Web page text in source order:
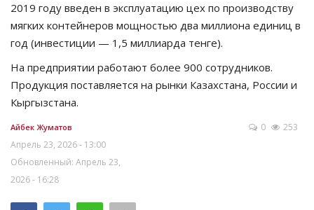
2019 году введен в эксплуатацию цех по производству
мягких контейнеров мощностью два миллиона единиц в
год (инвестиции — 1,5 миллиарда тенге).
На предприятии работают более 900 сотрудников.
Продукция поставляется на рынки Казахстана, России и
Кыргызстана.
Айбек Жуматов
Апрель 23, 2026 - 13:00
Обновленный: Апрель 23,
2026 - 16:28
0 253